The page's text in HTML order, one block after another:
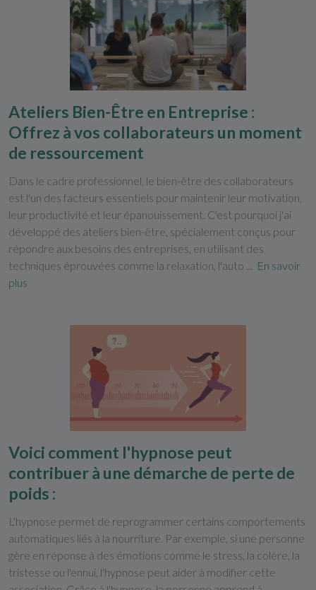
Ateliers Bien-Être en Entreprise :
Offrez à vos collaborateurs un moment
de ressourcement
Dans le cadre professionnel, le bien-être des collaborateurs
est l'un des facteurs essentiels pour maintenir leur motivation,
leur productivité et leur épanouissement. C'est pourquoi j'ai
développé des ateliers bien-être, spécialement conçus pour
répondre aux besoins des entreprises, en utilisant des
techniques éprouvées comme la relaxation, l'auto ...
En savoir
plus
Voici comment l'hypnose peut
contribuer à une démarche de perte de
poids :
L'hypnose permet de reprogrammer certains comportements
automatiques liés à la nourriture. Par exemple, si une personne
gère en réponse à des émotions comme le stress, la colère, la
tristesse ou l'ennui, l'hypnose peut aider à modifier cette